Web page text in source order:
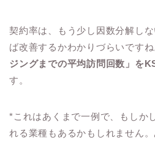
契約率は、もう少し因数分解し
ば改善するかわかりづらいですね
ジングまでの平均訪問回数」を
す。
*これはあくまで一例で、もしか
れる業種もあるかもしれません